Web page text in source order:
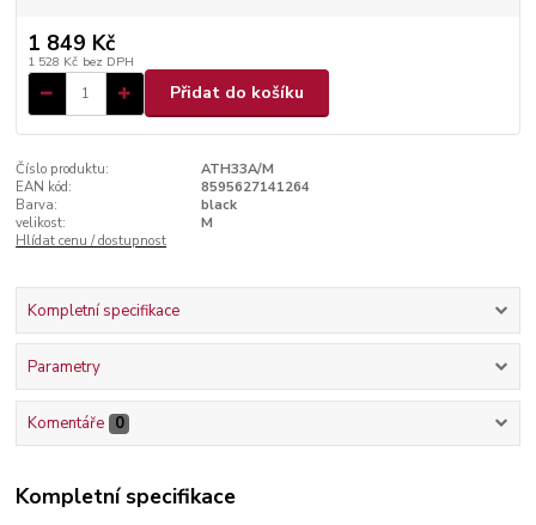
1 849 Kč
1 528 Kč bez DPH
Přidat do košíku
Číslo produktu:
ATH33A/M
EAN kód:
8595627141264
Barva:
black
velikost:
M
Hlídat cenu / dostupnost
Kompletní specifikace
Parametry
Komentáře 0
Kompletní specifikace